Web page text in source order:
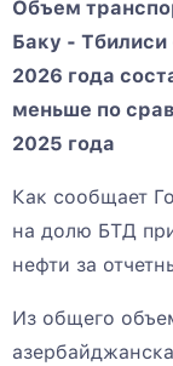
Объем
Баку -
2026 года
меньше по
2025 года
Как сообщает
на долю БТД
нефти за
Из общего